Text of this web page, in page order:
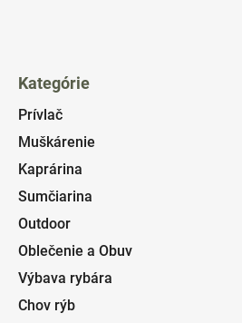
Kategórie
Prívlač
Muškárenie
Kaprárina
Sumčiarina
Outdoor
Oblečenie a Obuv
Výbava rybára
Chov rýb